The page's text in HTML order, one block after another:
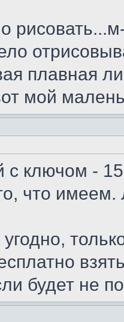
плавная
мой
с ключом -
что
будет не